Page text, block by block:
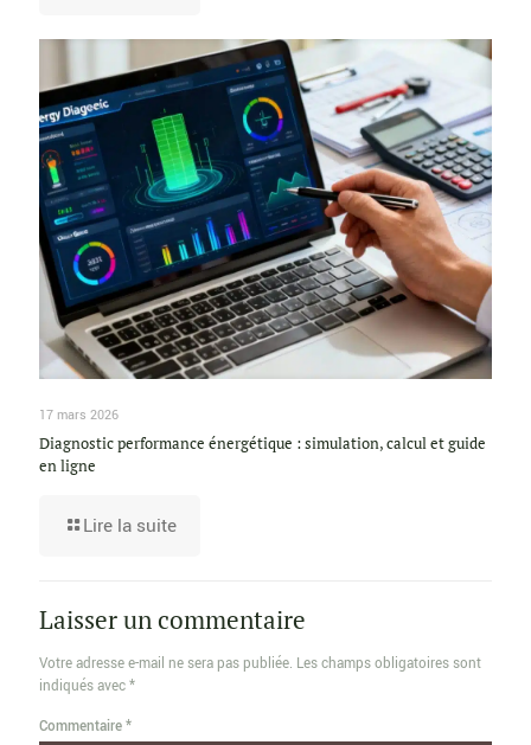
17 mars 2026
Diagnostic performance énergétique : simulation, calcul et guide
en ligne
Lire la suite
Laisser un commentaire
Votre adresse e-mail ne sera pas publiée. Les champs obligatoires sont
indiqués avec*
Commentaire*